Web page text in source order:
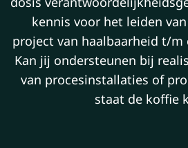
kennis voor het leiden
project van haalbaarheid t/
Kan jij ondersteunen bij
van procesinstallaties of
staat de koffie